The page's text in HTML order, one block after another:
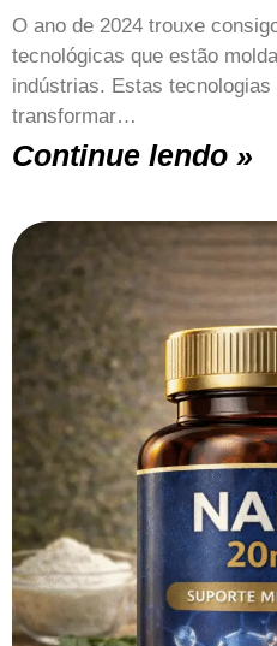
O ano de 2024 trouxe
tecnológicas que estão
indústrias. Estas tecnologias
transformar…
Continue lendo »